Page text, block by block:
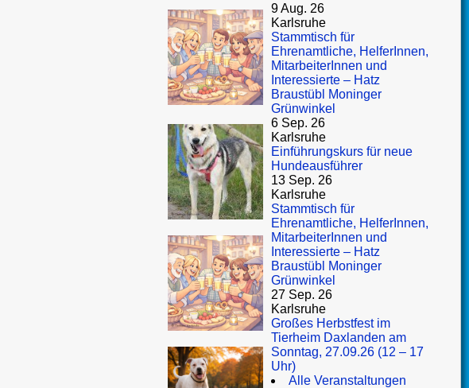
9 Aug. 26
Karlsruhe
Stammtisch für
Ehrenamtliche, HelferInnen,
MitarbeiterInnen und
Interessierte – Hatz
Braustübl Moninger
Grünwinkel
6 Sep. 26
Karlsruhe
Einführungskurs für neue
Hundeausführer
13 Sep. 26
Karlsruhe
Stammtisch für
Ehrenamtliche, HelferInnen,
MitarbeiterInnen und
Interessierte – Hatz
Braustübl Moninger
Grünwinkel
27 Sep. 26
Karlsruhe
Großes Herbstfest im
Tierheim Daxlanden am
Sonntag, 27.09.26 (12 – 17
Uhr)
Alle Veranstaltungen